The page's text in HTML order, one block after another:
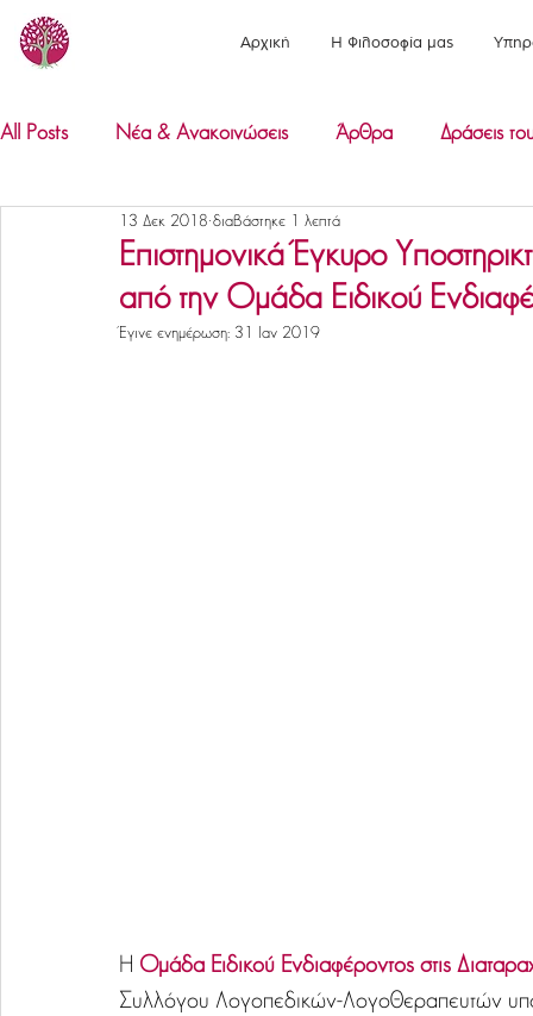
Αρχική Η Φιλοσοφία μας
All Posts Νέα & Ανακοινώσεις Άρθρα Δράσεις
Επιστημονικά Έγκυρο
από την Ομάδα Ειδικού
13 Δεκ 2018 διαβάστηκε 1 λεπτά
Έγινε ενημέρωση: 31 Ιαν 2019
Η Ομάδα Ειδικού Ενδιαφέροντος στις
Συλλόγου Λογοπεδικών-Λογοθεραπευτών